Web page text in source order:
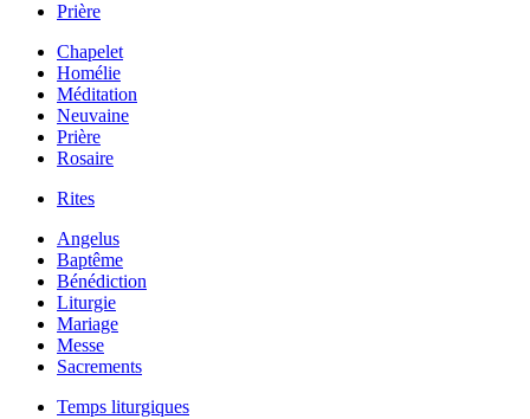
Prière
Chapelet
Homélie
Méditation
Neuvaine
Prière
Rosaire
Rites
Angelus
Baptême
Bénédiction
Liturgie
Mariage
Messe
Sacrements
Temps liturgiques